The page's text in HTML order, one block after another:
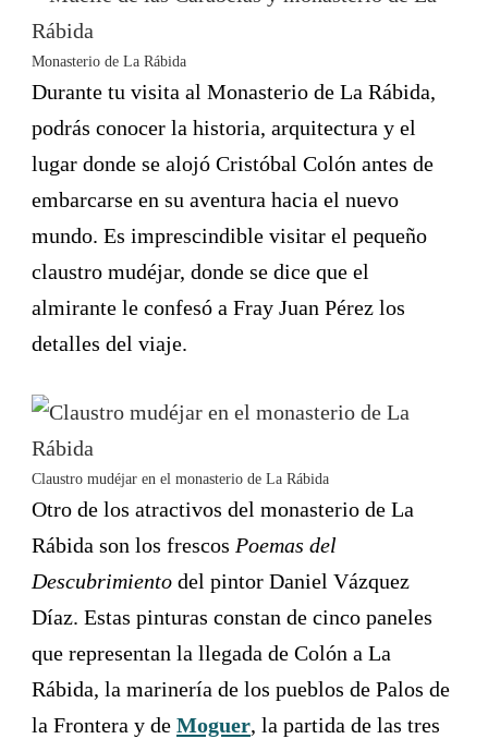
Monasterio de La Rábida
Durante tu visita al Monasterio de La Rábida,
podrás conocer la historia, arquitectura y el
lugar donde se alojó Cristóbal Colón antes de
embarcarse en su aventura hacia el nuevo
mundo. Es imprescindible visitar el pequeño
claustro mudéjar, donde se dice que el
almirante le confesó a Fray Juan Pérez los
detalles del viaje.
Claustro mudéjar en el monasterio de La Rábida
Otro de los atractivos del monasterio de La
Rábida son los frescos Poemas del
Descubrimiento del pintor Daniel Vázquez
Díaz. Estas pinturas constan de cinco paneles
que representan la llegada de Colón a La
Rábida, la marinería de los pueblos de Palos de
la Frontera y de Moguer, la partida de las tres